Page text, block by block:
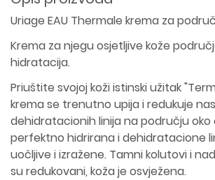
Uriage EAU Thermale krema za
Krema za njegu osjetljive kože
hidratacija.
Priuštite svojoj koži istinski užitak
krema se trenutno upija i redukuje
dehidratacionih linija na području oko
perfektno hidrirana i dehidratacione
uočljive i izražene. Tamni kolutovi i
su redukovani, koža je osvježena.